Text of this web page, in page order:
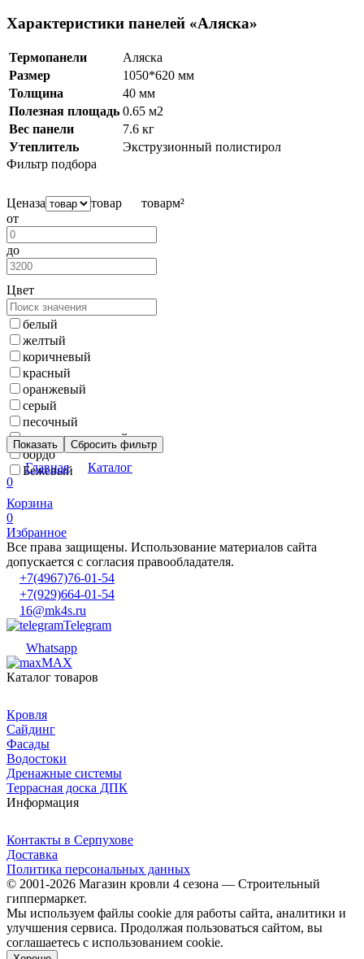
Характеристики панелей «Аляска»
Термопанели
Аляска
Размер
1050*620 мм
Толщина
40 мм
Полезная площадь 0.65 м2
Вес панели
7.6 кг
Утеплитель
Экструзионный полистирол
Фильтр подбора
Ценаза товар товарм²
от
до
Цвет
белый
желтый
коричневый
красный
оранжевый
серый
песочный
темно-коричневый
бордо
Бежевый
Показать Сбросить фильтр
Главная
Каталог
0
Корзина
0
Избранное
Все права защищены. Использование материалов сайта
допускается с согласия правообладателя.
+7(4967)76-01-54
+7(929)664-01-54
16@mk4s.ru
Telegram
Whatsapp
MAX
Каталог товаров
Кровля
Сайдинг
Фасады
Водостоки
Дренажные системы
Террасная доска ДПК
Информация
Контакты в Серпухове
Доставка
Политика персональных данных
© 2001-2026 Магазин кровли 4 сезона — Строительный
гиппермаркет.
Мы используем файлы cookie для работы сайта, аналитики и
улучшения сервиса. Продолжая пользоваться сайтом, вы
соглашаетесь с использованием cookie.